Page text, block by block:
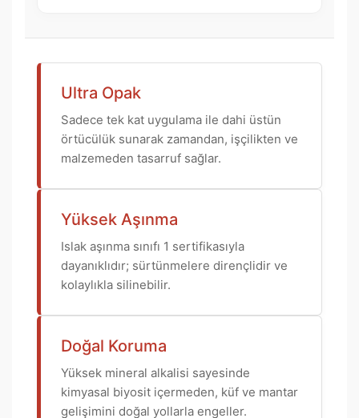
Ultra Opak
Sadece tek kat uygulama ile dahi üstün
örtücülük sunarak zamandan, işçilikten ve
malzemeden tasarruf sağlar.
Yüksek Aşınma
Islak aşınma sınıfı 1 sertifikasıyla
dayanıklıdır; sürtünmelere dirençlidir ve
kolaylıkla silinebilir.
Doğal Koruma
Yüksek mineral alkalisi sayesinde
kimyasal biyosit içermeden, küf ve mantar
gelişimini doğal yollarla engeller.